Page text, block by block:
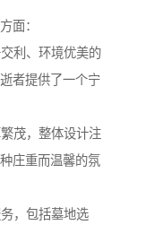
面：
利、环境优美的
者提供了一个宁
茂，整体设计注
庄重而温馨的氛
，包括墓地选